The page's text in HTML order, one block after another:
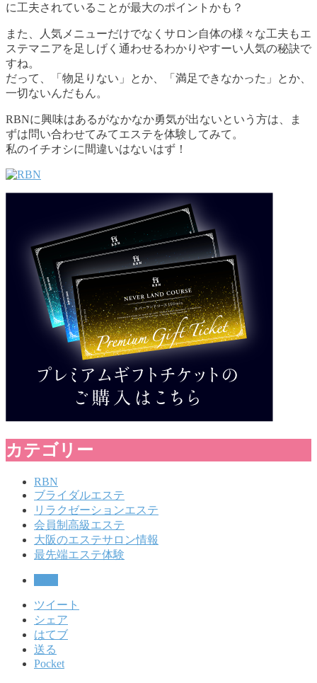
に工夫されていることが最大のポイントかも？
また、人気メニューだけでなくサロン自体の様々な工夫もエ
ステマニアを足しげく通わせるわかりやすーい人気の秘訣で
すね。
だって、「物足りない」とか、「満足できなかった」とか、
一切ないんだもん。
RBNに興味はあるがなかなか勇気が出ないという方は、ま
ずは問い合わせてみてエステを体験してみて。
私のイチオシに間違いはないはず！
カテゴリー
RBN
ブライダルエステ
リラクゼーションエステ
会員制高級エステ
大阪のエステサロン情報
最先端エステ体験
ツイート
シェア
はてブ
送る
Pocket